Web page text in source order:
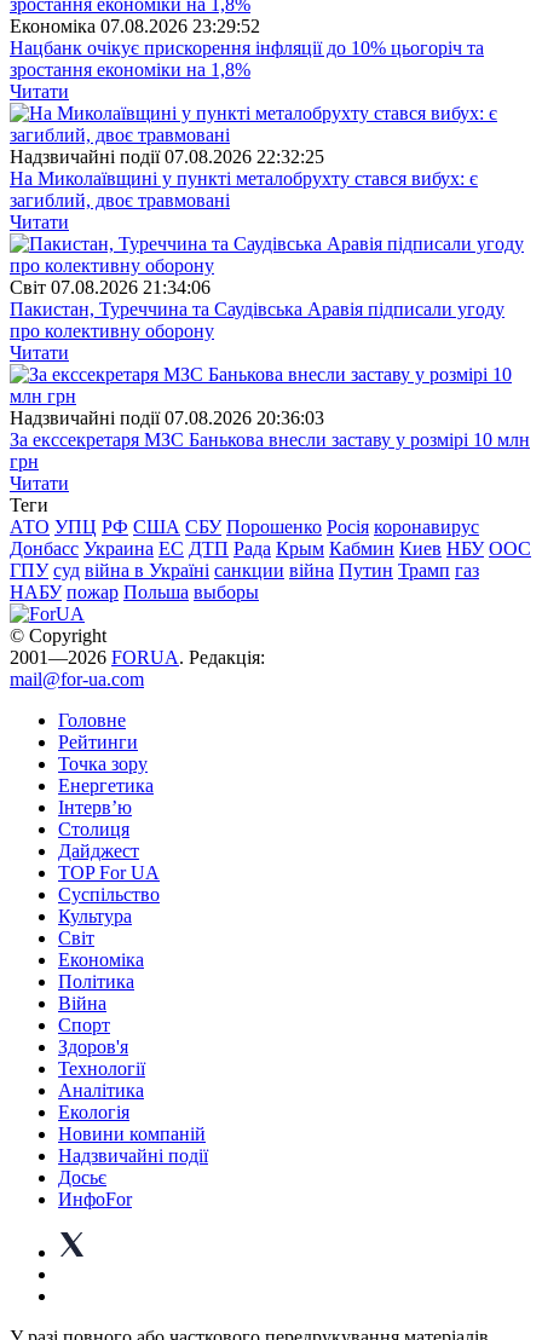
Економіка 07.08.2026 23:29:52
Нацбанк очікує прискорення інфляції до 10% цьогоріч та
зростання економіки на 1,8%
Читати
Надзвичайні події 07.08.2026 22:32:25
На Миколаївщині у пункті металобрухту стався вибух: є
загиблий, двоє травмовані
Читати
Свiт 07.08.2026 21:34:06
Пакистан, Туреччина та Саудівська Аравія підписали угоду
про колективну оборону
Читати
Надзвичайні події 07.08.2026 20:36:03
За екссекретаря МЗС Банькова внесли заставу у розмірі 10 млн
грн
Читати
Теги
АТО УПЦ РФ США СБУ Порошенко Росія коронавирус
Донбасс Украина ЕС ДТП Рада Крым Кабмин Киев НБУ ООС
ГПУ суд війна в Україні санкции війна Путин Трамп газ
НАБУ пожар Польша выборы
© Copyright
2001—2026 FORUA. Редакція:
mail@for-ua.com
Головне
Рейтинги
Точка зору
Енергетика
Інтерв’ю
Столиця
Дайджест
TOP For UA
Суспiльство
Культура
Світ
Економіка
Політика
Війна
Спорт
Здоров'я
Технології
Аналітика
Екологія
Новини компаній
Надзвичайні події
Досьє
ИнфоFor